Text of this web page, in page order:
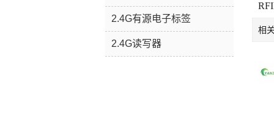
2.4G有源电子标签
2.4G读写器
相